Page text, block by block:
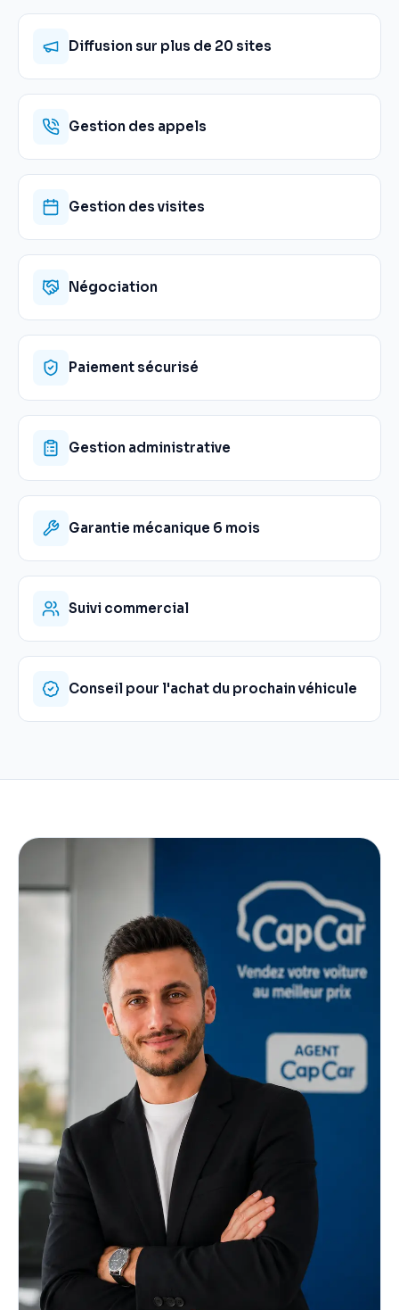
Diffusion sur plus de 20 sites
Gestion des appels
Gestion des visites
Négociation
Paiement sécurisé
Gestion administrative
Garantie mécanique 6 mois
Suivi commercial
Conseil pour l'achat du prochain véhicule